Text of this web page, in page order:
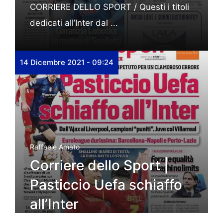
CORRIERE DELLO SPORT / Questi i titoli
dedicati all’Inter dal ...
14 Dicembre 2021 - 09:24
Raffaele Amato
Corriere dello Sport |
Pasticcio Uefa schiaffo
all’Inter